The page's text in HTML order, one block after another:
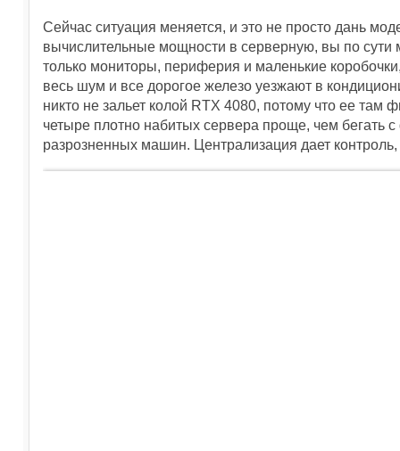
Сейчас ситуация меняется, и это не просто дань
вычислительные мощности в серверную, вы по сути
только мониторы, периферия и маленькие
весь шум и все дорогое железо уезжают в
никто не зальет колой RTX 4080, потому что ее там
четыре плотно набитых сервера проще, чем бегать
разрозненных машин. Централизация дает контроль,